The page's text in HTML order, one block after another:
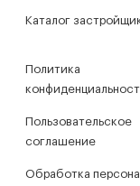
Каталог
Политика
Пользовательское
соглашение
Обработка